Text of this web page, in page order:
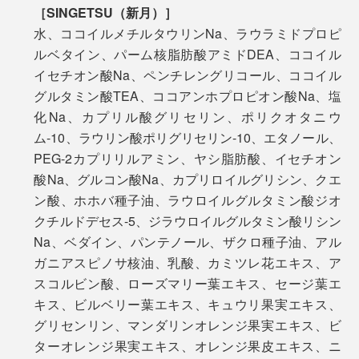
［SINGETSU（新月）］
水、ココイルメチルタウリンNa、ラウラミドプロピ
ルベタイン、パーム核脂肪酸アミドDEA、ココイル
イセチオン酸Na、ペンチレングリコール、ココイル
グルタミン酸TEA、ココアンホプロピオン酸Na、塩
化Na、カプリル酸グリセリン、ポリクオタニウ
ム-10、ラウリン酸ポリグリセリン-10、エタノール、
PEG-2カプリリルアミン、ヤシ脂肪酸、イセチオン
酸Na、グルコン酸Na、カプリロイルグリシン、クエ
ン酸、ホホバ種子油、ラウロイルグルタミン酸ジオ
クチルドデセス-5、ジラウロイルグルタミン酸リシン
Na、ベダイン、パンテノール、ザクロ種子油、アル
ガニアスピノサ核油、乳酸、カミツレ花エキス、ア
スコルビン酸、ローズマリー葉エキス、セージ葉エ
キス、ビルベリー葉エキス、キュウリ果実エキス、
グリセンリン、マンダリンオレンジ果実エキス、ビ
ターオレンジ果実エキス、オレンジ果皮エキス、ニ